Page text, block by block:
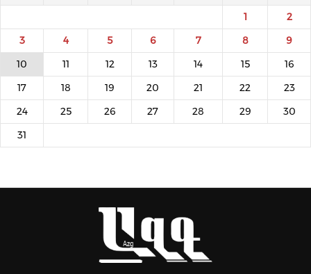
1 2
3 4 5 6 7 8 9
10 11 12 13 14 15 16
17 18 19 20 21 22 23
24 25 26 27 28 29 30
31